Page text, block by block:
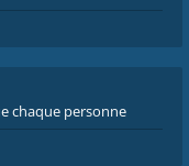
chaque personne